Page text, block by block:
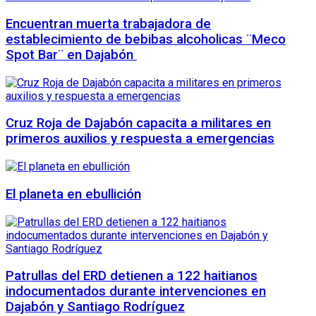
Encuentran muerta trabajadora de
establecimiento de bebibas alcoholicas ¨Meco
Spot Bar¨ en Dajabón
Cruz Roja de Dajabón capacita a militares en
primeros auxilios y respuesta a emergencias
El planeta en ebullición
Patrullas del ERD detienen a 122 haitianos
indocumentados durante intervenciones en
Dajabón y Santiago Rodríguez